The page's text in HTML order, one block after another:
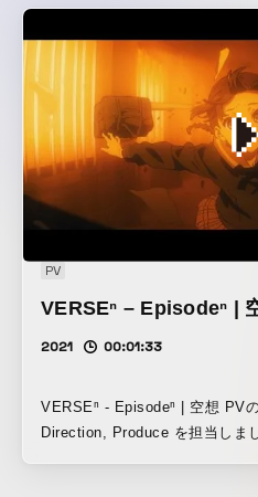
PV
VERSEⁿ – Episodeⁿ |
2021 00:01:33
VERSEⁿ - Episodeⁿ | 空想 PV
Direction, Produce を担当しま